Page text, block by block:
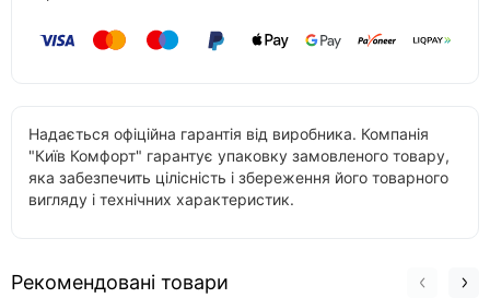
Надається офіційна гарантія від виробника. Компанія
"Київ Комфорт" гарантує упаковку замовленого товару,
яка забезпечить цілісність і збереження його товарного
вигляду і технічних характеристик.
Рекомендовані товари